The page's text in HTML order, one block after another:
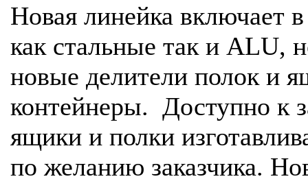
Новая линейка включает
как стальные так и ALU,
новые делители полок и
контейнеры. Доступно к
ящики и полки
по желанию заказчика.